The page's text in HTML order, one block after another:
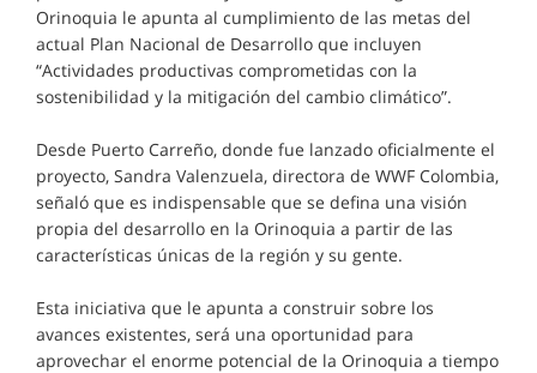
Orinoquia le apunta al cumplimiento de las metas del
actual Plan Nacional de Desarrollo que incluyen
“Actividades productivas comprometidas con la
sostenibilidad y la mitigación del cambio climático”.
Desde Puerto Carreño, donde fue lanzado oficialmente el
proyecto, Sandra Valenzuela, directora de WWF Colombia,
señaló que es indispensable que se defina una visión
propia del desarrollo en la Orinoquia a partir de las
características únicas de la región y su gente.
Esta iniciativa que le apunta a construir sobre los
avances existentes, será una oportunidad para
aprovechar el enorme potencial de la Orinoquia a tiempo